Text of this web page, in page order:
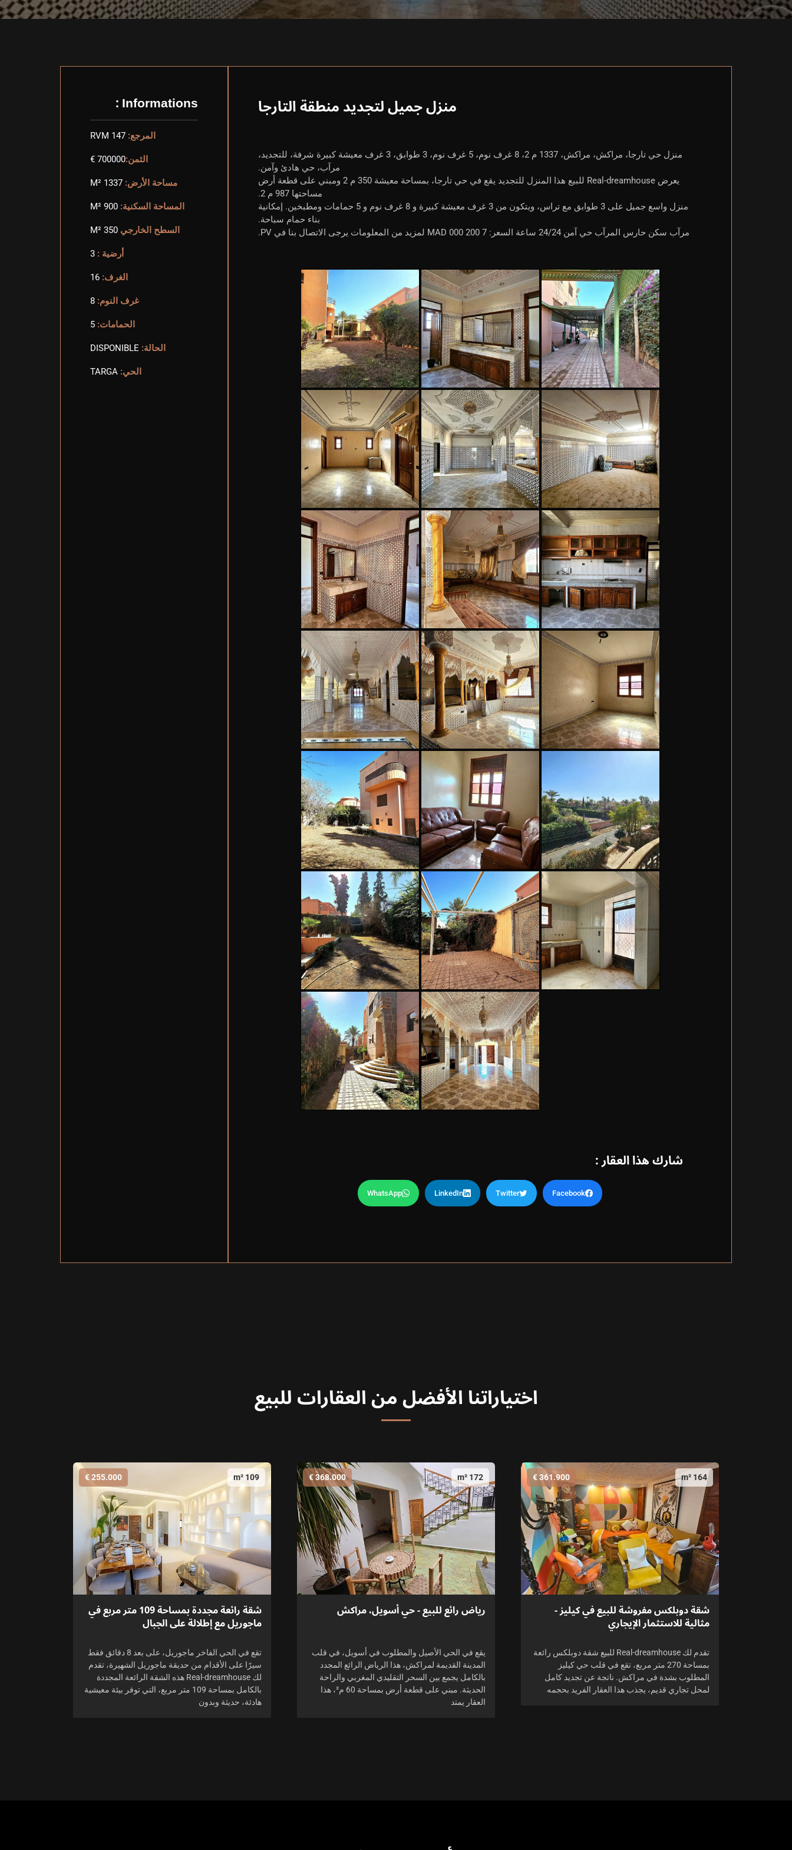
منزل جميل لتجديد منطقة التارجا
منزل حي تارجا، مراكش، مراكش، 1337 م 2، 8 غرف نوم، 5 غرف نوم، 3 طوابق، 3 غرف معيشة كبيرة شرفة، للتجديد،
مرآب، حي هادئ وآمن.
يعرض Real-dreamhouse للبيع هذا المنزل للتجديد يقع في حي تارجا، بمساحة معيشة 350 م 2 ومبني على قطعة أرض
مساحتها 987 م 2.
منزل واسع جميل على 3 طوابق مع تراس، ويتكون من 3 غرف معيشة كبيرة و 8 غرف نوم و 5 حمامات ومطبخين. إمكانية
بناء حمام سباحة.
مرآب سكن حارس المرآب حي آمن 24/24 ساعة السعر: 7 200 000 MAD لمزيد من المعلومات يرجى الاتصال بنا في PV.
شارك هذا العقار :
Facebook
Twitter
LinkedIn
WhatsApp
Informations :
المرجع: RVM 147
الثمن:700000 €
مساحة الأرض: 1337 M²
المساحة السكنية: 900 M²
السطح الخارجي 350 M²
أرضية : 3
الغرف: 16
غرف النوم: 8
الحمامات: 5
الحالة: DISPONIBLE
الحي: TARGA
اختياراتنا الأفضل من العقارات للبيع
164 m²
361.900 €
شقة دوبلكس مفروشة للبيع في كيليز -
مثالية للاستثمار الإيجاري
تقدم لك Real-dreamhouse للبيع شقة دوبلكس رائعة
بمساحة 270 متر مربع، تقع في قلب حي كيليز
المطلوب بشدة في مراكش. ناتجة عن تجديد كامل
لمحل تجاري قديم، يجذب هذا العقار الفريد بحجمه
172 m²
368.000 €
رياض رائع للبيع - حي أسويل، مراكش
يقع في الحي الأصيل والمطلوب في أسويل، في قلب
المدينة القديمة لمراكش، هذا الرياض الرائع المجدد
بالكامل يجمع بين السحر التقليدي المغربي والراحة
الحديثة. مبني على قطعة أرض بمساحة 60 م²، هذا
العقار يمتد
109 m²
255.000 €
شقة رائعة مجددة بمساحة 109 متر مربع في
ماجوريل مع إطلالة على الجبال
تقع في الحي الفاخر ماجوريل، على بعد 8 دقائق فقط
سيرًا على الأقدام من حديقة ماجوريل الشهيرة، تقدم
لك Real-dreamhouse هذه الشقة الرائعة المجددة
بالكامل بمساحة 109 متر مربع، التي توفر بيئة معيشية
هادئة، حديثة وبدون